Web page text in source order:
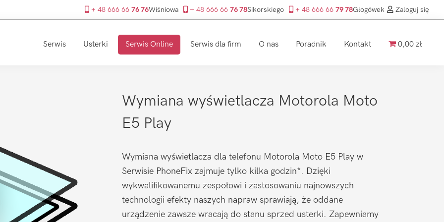
+ 48 666 66 76 76Wiśniowa + 48 666 66 76 78Sikorskiego + 48 666 66 79 78Głogówek Zaloguj się
Serwis Usterki Serwis Online Serwis dla firm O nas Poradnik Kontakt 0,00 zł
Wymiana wyświetlacza Motorola Moto
E5 Play
Wymiana wyświetlacza dla telefonu Motorola Moto E5 Play w
Serwisie PhoneFix zajmuje tylko kilka godzin*. Dzięki
wykwalifikowanemu zespołowi i zastosowaniu najnowszych
technologii efekty naszych napraw sprawiają, że oddane
urządzenie zawsze wracają do stanu sprzed usterki. Zapewniamy